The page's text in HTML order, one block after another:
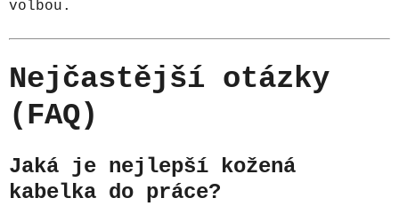
volbou.
Nejčastější otázky
(FAQ)
Jaká je nejlepší kožená
kabelka do práce?